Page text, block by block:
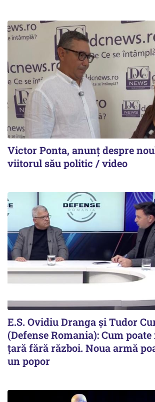
Victor Ponta, anunț despre
viitorul său politic / video
E.S. Ovidiu Dranga și Tudor
(Defense Romania): Cum
țară fără război. Noua armă
un popor